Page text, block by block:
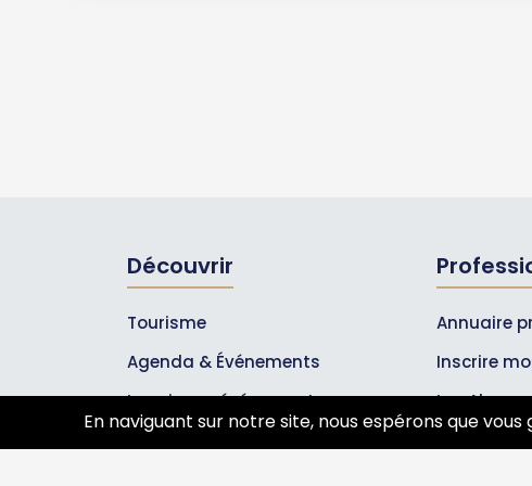
Découvrir
Tourisme
Agenda & Événements
Inscrire un événement
Annuaire
Inscrire
Les
En naviguant sur notre site, nous espérons que